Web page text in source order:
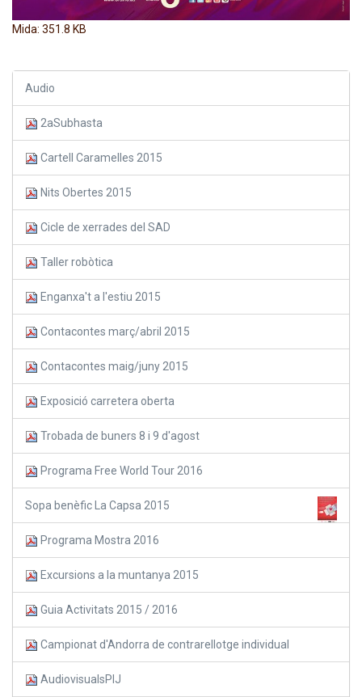
Audio
2aSubhasta
Cartell Caramelles 2015
Nits Obertes 2015
Cicle de xerrades del SAD
Taller robòtica
Enganxa't a l'estiu 2015
Contacontes març/abril 2015
Contacontes maig/juny 2015
Exposició carretera oberta
Trobada de buners 8 i 9 d'agost
Programa Free World Tour 2016
Sopa benèfic La Capsa 2015
Programa Mostra 2016
Excursions a la muntanya 2015
Guia Activitats 2015 / 2016
Campionat d'Andorra de contrarellotge individual
AudiovisualsPIJ
Feu clic per a visualitzar la imatge a mida completa…
Mida: 351.8 KB